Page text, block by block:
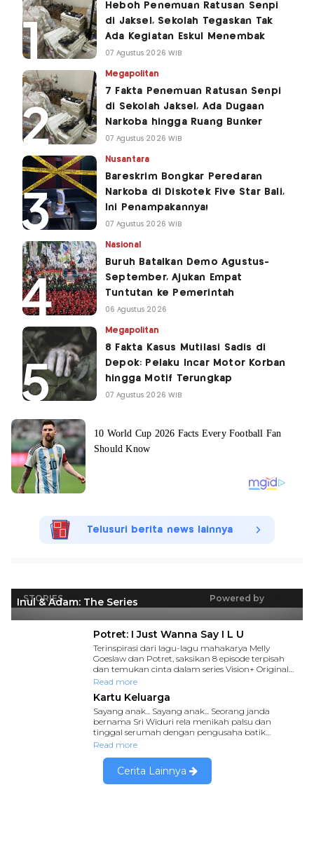
Heboh Penemuan Ratusan Senpi
di Jaksel, Sekolah Tegaskan Tak
Ada Kegiatan Eskul Menembak
07 Agustus 2026 WIB
Megapolitan
7 Fakta Penemuan Ratusan Senpi
di Sekolah Jaksel, Ada Dugaan
Narkoba hingga Ruang Bunker
07 Agustus 2026 WIB
Nusantara
Bareskrim Bongkar Peredaran
Narkoba di Diskotek Five Star Bali,
Ini Penampakannya!
07 Agustus 2026 WIB
Nasional
Buruh Batalkan Demo Agustus-
September, Ajukan Empat
Tuntutan ke Pemerintah
06 Agustus 2026
Megapolitan
8 Fakta Kasus Mutilasi Sadis di
Depok: Pelaku Incar Motor Korban
hingga Motif Terungkap
07 Agustus 2026 WIB
Telusuri berita news lainnya